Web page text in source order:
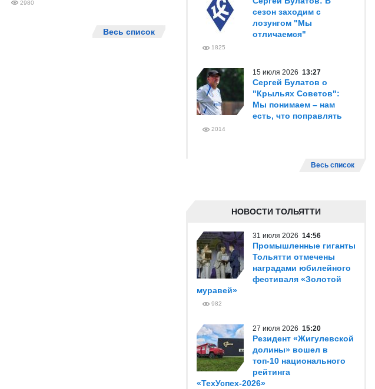
2980
Весь список
сезон заходим с
лозунгом "Мы
отличаемся"
1825
15 июля 2026 13:27
Сергей Булатов о
"Крыльях Советов":
Мы понимаем – нам
есть, что поправлять
2014
Весь список
НОВОСТИ ТОЛЬЯТТИ
31 июля 2026 14:56
Промышленные гиганты
Тольятти отмечены
наградами юбилейного
фестиваля «Золотой
муравей»
982
27 июля 2026 15:20
Резидент «Жигулевской
долины» вошел в
топ-10 национального
рейтинга
«ТехУспех-2026»